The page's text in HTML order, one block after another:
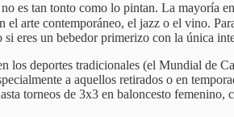
es tan tonto como lo pintan. La mayoría
arte contemporáneo, el jazz o el vino.
eres un bebedor primerizo con la única
los deportes tradicionales (el Mundial de
a aquellos retirados o en
torneos de 3x3 en baloncesto